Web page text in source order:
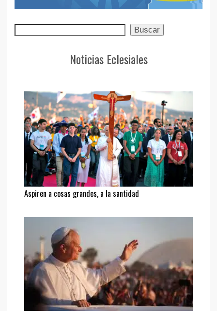
Buscar Buscar
Noticias Eclesiales
Aspiren a cosas grandes, a la santidad